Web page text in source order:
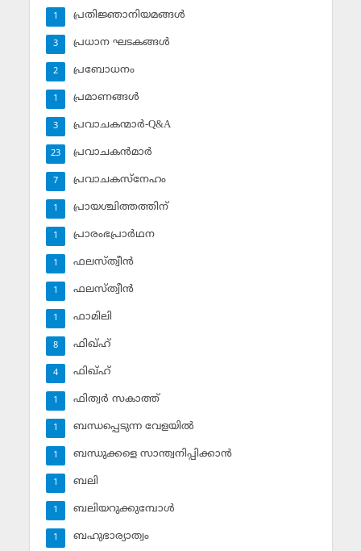
പ്രതിജ്ഞാനിയമങ്ങള്‍
1
പ്രധാന ഘടകങ്ങള്‍
3
പ്രബോധനം
2
പ്രമാണങ്ങള്‍
1
പ്രവാചകന്മാര്‍-Q&A
3
പ്രവാചകന്‍മാര്‍
23
പ്രവാചകസ്‌നേഹം
7
പ്രായശ്ചിത്തത്തിന്
1
പ്രാരംഭപ്രാര്‍ഥന
1
ഫലസ്ത്വീൻ
1
ഫലസ്ത്വീൻ
1
ഫാമിലി
1
ഫിഖ്ഹ്
8
ഫിഖ്ഹ്‌
4
ഫിത്വര്‍ സകാത്ത്‌
1
ബന്ധപ്പെടുന്ന വേളയില്‍
1
ബന്ധുക്കളെ സാന്ത്വനിപ്പിക്കാന്‍
1
ബലി
1
ബലിയറുക്കുമ്പോള്‍
1
ബഹുഭാര്യാത്വം
1